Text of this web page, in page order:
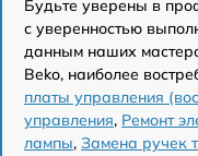
Будьте уверены в
с уверенностью
данным наших
Beko, наиболее
платы управления
управления, Ремонт
лампы, Замена ручек